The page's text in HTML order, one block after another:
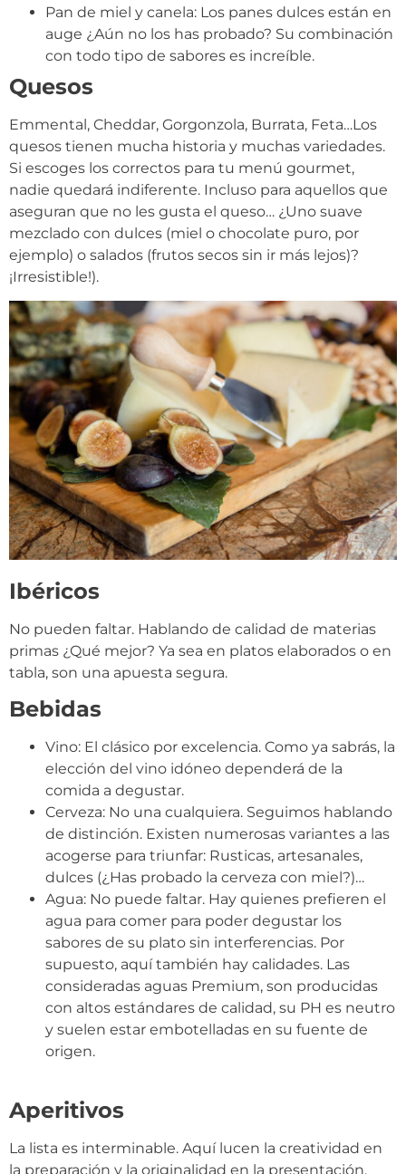
Pan de miel y canela: Los panes dulces están en
auge ¿Aún no los has probado? Su combinación
con todo tipo de sabores es increíble.
Quesos
Emmental, Cheddar, Gorgonzola, Burrata, Feta…Los
quesos tienen mucha historia y muchas variedades.
Si escoges los correctos para tu menú gourmet,
nadie quedará indiferente. Incluso para aquellos que
aseguran que no les gusta el queso… ¿Uno suave
mezclado con dulces (miel o chocolate puro, por
ejemplo) o salados (frutos secos sin ir más lejos)?
¡Irresistible!).
Ibéricos
No pueden faltar. Hablando de calidad de materias
primas ¿Qué mejor? Ya sea en platos elaborados o en
tabla, son una apuesta segura.
Bebidas
Vino: El clásico por excelencia. Como ya sabrás, la
elección del vino idóneo dependerá de la
comida a degustar.
Cerveza: No una cualquiera. Seguimos hablando
de distinción. Existen numerosas variantes a las
acogerse para triunfar: Rusticas, artesanales,
dulces (¿Has probado la cerveza con miel?)…
Agua: No puede faltar. Hay quienes prefieren el
agua para comer para poder degustar los
sabores de su plato sin interferencias. Por
supuesto, aquí también hay calidades. Las
consideradas aguas Premium, son producidas
con altos estándares de calidad, su PH es neutro
y suelen estar embotelladas en su fuente de
origen.
Aperitivos
La lista es interminable. Aquí lucen la creatividad en
la preparación y la originalidad en la presentación.